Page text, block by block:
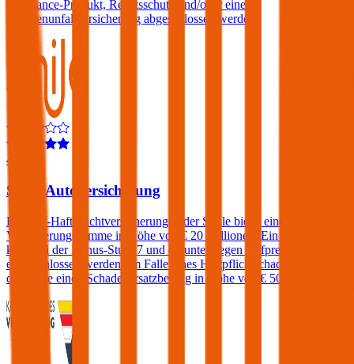
Assistance-Produkt, Rechtsschutz und/oder eine
Insassenunfallversicherung abgeschlossen werden.
4,6
Smile Autoversicherung
Die Kfz-Haftpflichtversicherungen der Smile bietet eine
Versicherungssumme in Höhe von € 20 Millionen. Ein Freischaden
kann bei der Bonus-Stufe 7 und darunter gegen Aufpreis
eingeschlossen werden. Im Falle eines Haftpflichtschadens verlangt
die Smile einen Schadenersatzbeitrag in Höhe von € 500.